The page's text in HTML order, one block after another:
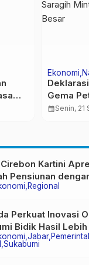
Ekonomi
Gema
Henry
calendar_monthSenin, 21
Regional
Cirebon Kartini
Pensiunan
Literasi Keuangan
Jabar
Sukabumi
Perkuat Inovasi
Bidik Hasil Lebih